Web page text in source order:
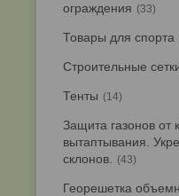
ограждения
33
Товары для спорта
Строительные
Тенты 14
Защита газонов от
вытаптывания.
склонов.
43
Георешетка